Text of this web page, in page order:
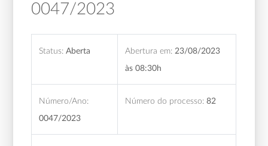
0047/2023
Status: Aberta Abertura em: 23/08/2023
às 08:30h
Número/Ano:
0047/2023
Número do processo: 82